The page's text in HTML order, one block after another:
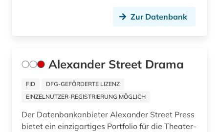
frauen- und geschlechterforschung (1)
frauenbewegung (2)
frauenforschung (2)
frauengeschichte (1)
Zur Datenbank
Alexander Street Drama
FID
DFG-GEFÖRDERTE LIZENZ
EINZELNUTZER-REGISTRIERUNG MÖGLICH
Der Datenbankanbieter Alexander Street Press
bietet ein einzigartiges Portfolio für die Theater-